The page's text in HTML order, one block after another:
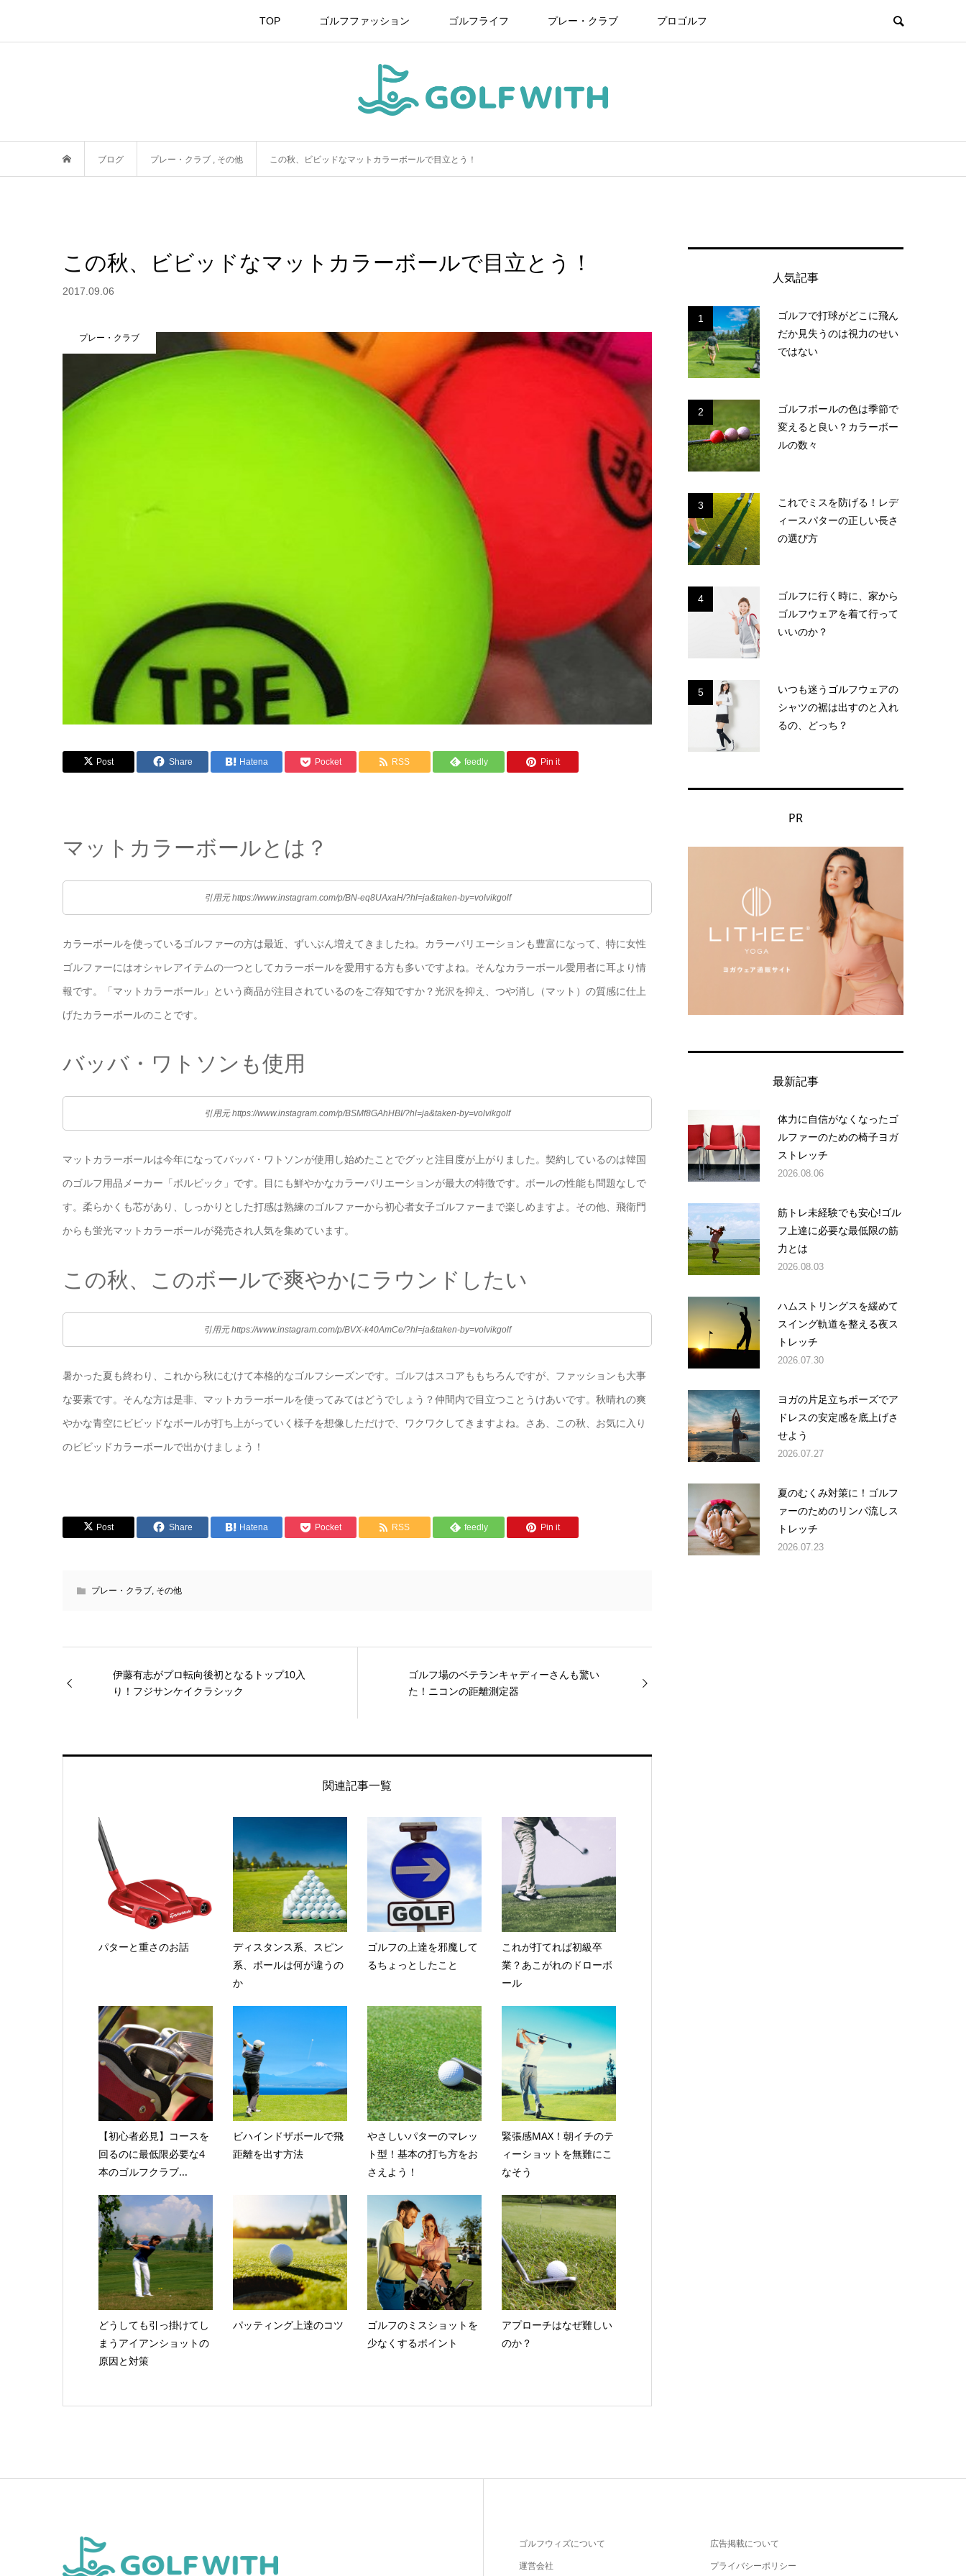
TOP ゴルフファッション ゴルフライフ プレー・クラブ プロゴルフ
ブログ プレー・クラブ その他 この秋、ビビッドなマットカラーボールで目立とう！
この秋、ビビッドなマットカラーボールで目立とう！
2017.09.06
プレー・クラブ
Post Share Hatena Pocket RSS feedly Pin it
マットカラーボールとは？
引用元 https://www.instagram.com/p/BN-eq8UAxaH/?hl=ja&taken-by=volvikgolf
カラーボールを使っているゴルファーの方は最近、ずいぶん増えてきましたね。カラーバリエーションも豊富になって、特に女性
ゴルファーにはオシャレアイテムの一つとしてカラーボールを愛用する方も多いですよね。そんなカラーボール愛用者に耳より情
報です。「マットカラーボール」という商品が注目されているのをご存知ですか？光沢を抑え、つや消し（マット）の質感に仕上
げたカラーボールのことです。
バッバ・ワトソンも使用
引用元 https://www.instagram.com/p/BSMf8GAhHBI/?hl=ja&taken-by=volvikgolf
マットカラーボールは今年になってバッバ・ワトソンが使用し始めたことでグッと注目度が上がりました。契約しているのは韓国
のゴルフ用品メーカー「ボルビック」です。目にも鮮やかなカラーバリエーションが最大の特徴です。ボールの性能も問題なしで
す。柔らかくも芯があり、しっかりとした打感は熟練のゴルファーから初心者女子ゴルファーまで楽しめますよ。その他、飛衛門
からも蛍光マットカラーボールが発売され人気を集めています。
この秋、このボールで爽やかにラウンドしたい
引用元 https://www.instagram.com/p/BVX-k40AmCe/?hl=ja&taken-by=volvikgolf
暑かった夏も終わり、これから秋にむけて本格的なゴルフシーズンです。ゴルフはスコアももちろんですが、ファッションも大事
な要素です。そんな方は是非、マットカラーボールを使ってみてはどうでしょう？仲間内で目立つことうけあいです。秋晴れの爽
やかな青空にビビッドなボールが打ち上がっていく様子を想像しただけで、ワクワクしてきますよね。さあ、この秋、お気に入り
のビビッドカラーボールで出かけましょう！
Post Share Hatena Pocket RSS feedly Pin it
プレー・クラブ, その他
伊藤有志がプロ転向後初となるトップ10入
り！フジサンケイクラシック
ゴルフ場のベテランキャディーさんも驚い
た！ニコンの距離測定器
関連記事一覧
パターと重さのお話
ディスタンス系、スピン
系、ボールは何が違うの
か
ゴルフの上達を邪魔して
るちょっとしたこと
これが打てれば初級卒
業？あこがれのドローボ
ール
【初心者必見】コースを
回るのに最低限必要な4
本のゴルフクラブ...
ビハインドザボールで飛
距離を出す方法
やさしいパターのマレッ
ト型！基本の打ち方をお
さえよう！
緊張感MAX！朝イチのテ
ィーショットを無難にこ
なそう
どうしても引っ掛けてし
まうアイアンショットの
原因と対策
パッティング上達のコツ
ゴルフのミスショットを
少なくするポイント
アプローチはなぜ難しい
のか？
人気記事
1
ゴルフで打球がどこに飛ん
だか見失うのは視力のせい
ではない
2
ゴルフボールの色は季節で
変えると良い？カラーボー
ルの数々
3
これでミスを防げる！レデ
ィースパターの正しい長さ
の選び方
4
ゴルフに行く時に、家から
ゴルフウェアを着て行って
いいのか？
5
いつも迷うゴルフウェアの
シャツの裾は出すのと入れ
るの、どっち？
PR
最新記事
体力に自信がなくなったゴ
ルファーのための椅子ヨガ
ストレッチ
2026.08.06
筋トレ未経験でも安心!ゴル
フ上達に必要な最低限の筋
力とは
2026.08.03
ハムストリングスを緩めて
スイング軌道を整える夜ス
トレッチ
2026.07.30
ヨガの片足立ちポーズでア
ドレスの安定感を底上げさ
せよう
2026.07.27
夏のむくみ対策に！ゴルフ
ァーのためのリンパ流しス
トレッチ
2026.07.23
ゴルフウィズについて
運営会社
広告掲載について
プライバシーポリシー